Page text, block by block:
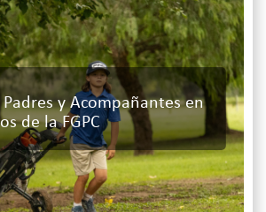
y Acompañantes en
de la FGPC